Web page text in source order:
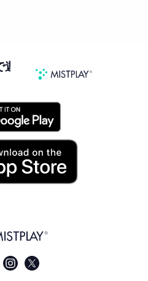
んで稼ごう